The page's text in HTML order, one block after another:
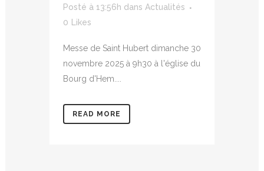
Posté à 13:56h dans Actualités
0
Likes
Messe de Saint Hubert dimanche 30
novembre 2025 à 9h30 à l'église du
Bourg d'Hem....
READ MORE